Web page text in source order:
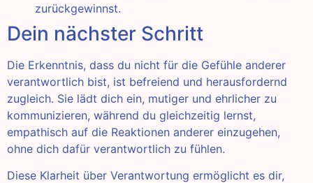
zurückgewinnst.
Dein nächster Schritt
Die Erkenntnis, dass du nicht für die Gefühle anderer
verantwortlich bist, ist befreiend und herausfordernd
zugleich. Sie lädt dich ein, mutiger und ehrlicher zu
kommunizieren, während du gleichzeitig lernst,
empathisch auf die Reaktionen anderer einzugehen,
ohne dich dafür verantwortlich zu fühlen.
Diese Klarheit über Verantwortung ermöglicht es dir,